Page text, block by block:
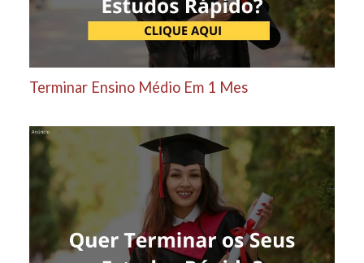
Terminar Ensino Médio Em 1 Mes